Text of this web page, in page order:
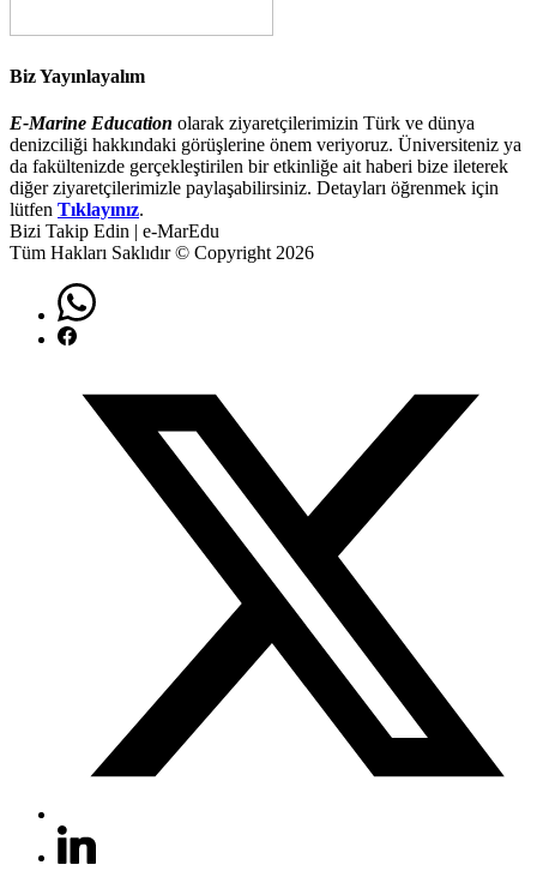
Biz Yayınlayalım
E-Marine Education olarak ziyaretçilerimizin Türk ve dünya
denizciliği hakkındaki görüşlerine önem veriyoruz. Üniversiteniz ya
da fakültenizde gerçekleştirilen bir etkinliğe ait haberi bize ileterek
diğer ziyaretçilerimizle paylaşabilirsiniz. Detayları öğrenmek için
lütfen Tıklayınız.
Bizi Takip Edin | e-MarEdu
Tüm Hakları Saklıdır © Copyright 2026